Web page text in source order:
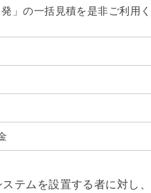
」の一括見積を是非ご利用く
テムを設置する者に対し